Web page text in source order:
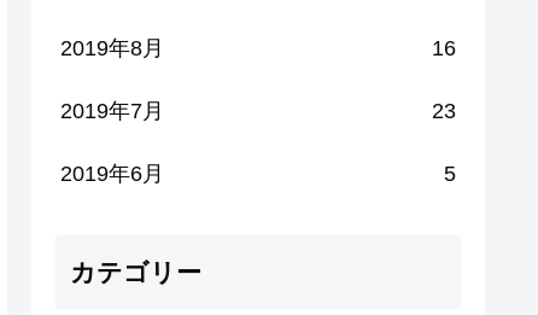
2019年8月 16
2019年7月 23
2019年6月 5
カテゴリー